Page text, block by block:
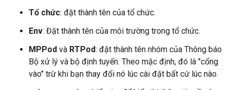
Tổ chức: đặt thành tên của tổ chức.
Env: Đặt thành tên của môi trường trong tổ chức.
MPPod và RTPod: đặt thành tên nhóm của Thông báo
Bộ xử lý và bộ định tuyến. Theo mặc định, đó là "cổng
vào" trừ khi bạn thay đổi nó lúc cài đặt bất cứ lúc nào.